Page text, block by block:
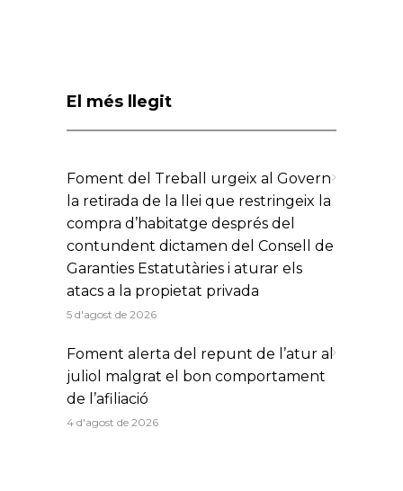
El més llegit
Foment del Treball urgeix al Govern
la retirada de la llei que restringeix la
compra d’habitatge després del
contundent dictamen del Consell de
Garanties Estatutàries i aturar els
atacs a la propietat privada
5 d'agost de 2026
Foment alerta del repunt de l’atur al
juliol malgrat el bon comportament
de l’afiliació
4 d'agost de 2026